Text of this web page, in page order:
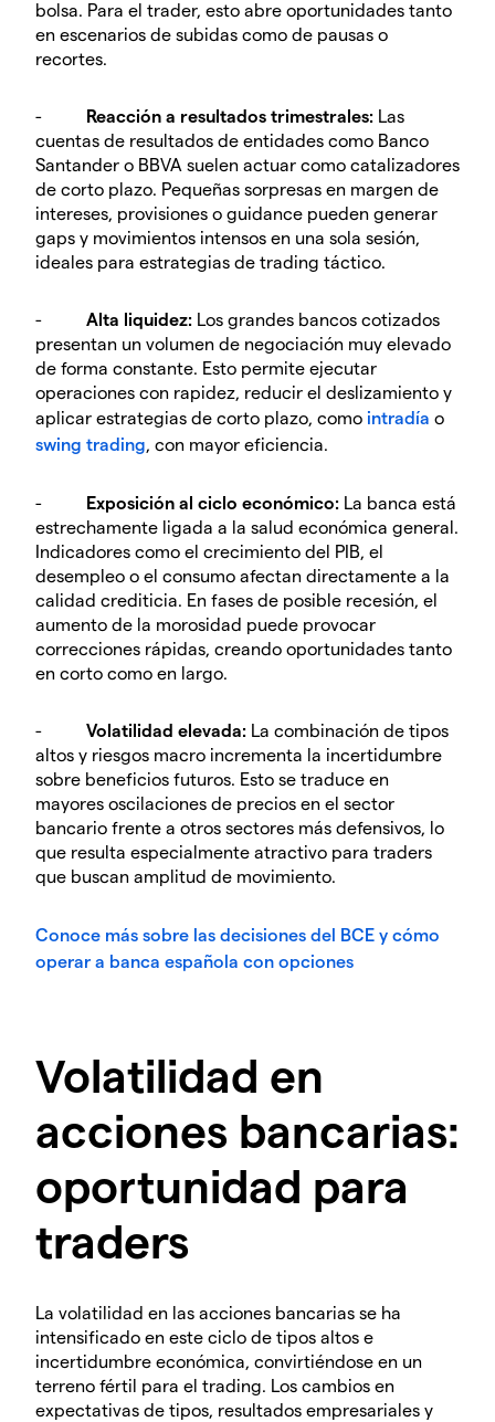
bolsa. Para el trader, esto abre oportunidades tanto
en escenarios de subidas como de pausas o
recortes.
- Reacción a resultados trimestrales: Las
cuentas de resultados de entidades como Banco
Santander o BBVA suelen actuar como catalizadores
de corto plazo. Pequeñas sorpresas en margen de
intereses, provisiones o guidance pueden generar
gaps y movimientos intensos en una sola sesión,
ideales para estrategias de trading táctico.
- Alta liquidez: Los grandes bancos cotizados
presentan un volumen de negociación muy elevado
de forma constante. Esto permite ejecutar
operaciones con rapidez, reducir el deslizamiento y
aplicar estrategias de corto plazo, como intradía o
swing trading, con mayor eficiencia.
- Exposición al ciclo económico: La banca está
estrechamente ligada a la salud económica general.
Indicadores como el crecimiento del PIB, el
desempleo o el consumo afectan directamente a la
calidad crediticia. En fases de posible recesión, el
aumento de la morosidad puede provocar
correcciones rápidas, creando oportunidades tanto
en corto como en largo.
- Volatilidad elevada: La combinación de tipos
altos y riesgos macro incrementa la incertidumbre
sobre beneficios futuros. Esto se traduce en
mayores oscilaciones de precios en el sector
bancario frente a otros sectores más defensivos, lo
que resulta especialmente atractivo para traders
que buscan amplitud de movimiento.
Conoce más sobre las decisiones del BCE y cómo
operar a banca española con opciones
Volatilidad en
acciones bancarias:
oportunidad para
traders
La volatilidad en las acciones bancarias se ha
intensificado en este ciclo de tipos altos e
incertidumbre económica, convirtiéndose en un
terreno fértil para el trading. Los cambios en
expectativas de tipos, resultados empresariales y